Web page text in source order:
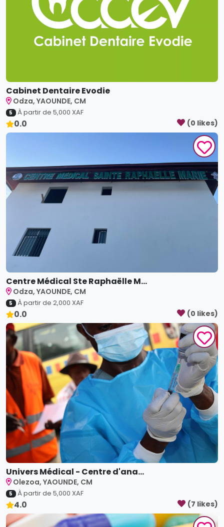
Cabinet Dentaire Evodie
Odza, YAOUNDE, CM
5 À partir de 5,000 XAF
0.0 (0 likes)
Centre Médical Ste Raphaëlle M...
Odza, YAOUNDE, CM
5 À partir de 2,000 XAF
0.0 (0 likes)
Univers Médical - Centre d'ana...
Olezoa, YAOUNDE, CM
5 À partir de 5,000 XAF
4.0 (7 likes)